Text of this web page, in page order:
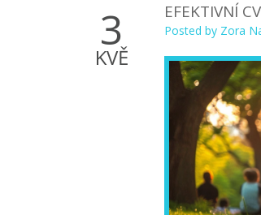
3
KVĚ
EFEKTIVNÍ
Posted by Zora